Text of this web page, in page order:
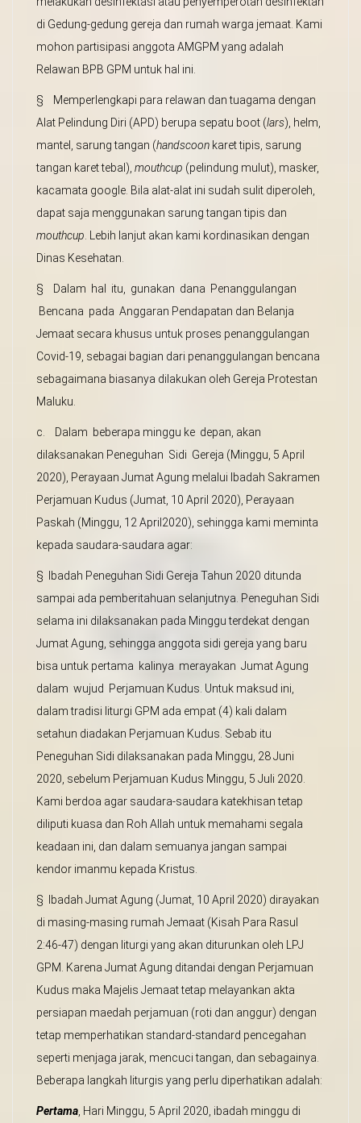
di Gedung-gedung gereja dan rumah warga jemaat. Kami
mohon partisipasi anggota AMGPM yang adalah
Relawan BPB GPM untuk hal ini.
§ Memperlengkapi para relawan dan tuagama dengan
Alat Pelindung Diri (APD) berupa sepatu boot (lars), helm,
mantel, sarung tangan (handscoon karet tipis, sarung
tangan karet tebal), mouthcup (pelindung mulut), masker,
kacamata google. Bila alat-alat ini sudah sulit diperoleh,
dapat saja menggunakan sarung tangan tipis dan
mouthcup. Lebih lanjut akan kami kordinasikan dengan
Dinas Kesehatan.
§ Dalam hal itu, gunakan dana Penanggulangan
Bencana pada Anggaran Pendapatan dan Belanja
Jemaat secara khusus untuk proses penanggulangan
Covid-19, sebagai bagian dari penanggulangan bencana
sebagaimana biasanya dilakukan oleh Gereja Protestan
Maluku.
c. Dalam beberapa minggu ke depan, akan
dilaksanakan Peneguhan Sidi Gereja (Minggu, 5 April
2020), Perayaan Jumat Agung melalui Ibadah Sakramen
Perjamuan Kudus (Jumat, 10 April 2020), Perayaan
Paskah (Minggu, 12 April2020), sehingga kami meminta
kepada saudara-saudara agar:
§ Ibadah Peneguhan Sidi Gereja Tahun 2020 ditunda
sampai ada pemberitahuan selanjutnya. Peneguhan Sidi
selama ini dilaksanakan pada Minggu terdekat dengan
Jumat Agung, sehingga anggota sidi gereja yang baru
bisa untuk pertama kalinya merayakan Jumat Agung
dalam wujud Perjamuan Kudus. Untuk maksud ini,
dalam tradisi liturgi GPM ada empat (4) kali dalam
setahun diadakan Perjamuan Kudus. Sebab itu
Peneguhan Sidi dilaksanakan pada Minggu, 28 Juni
2020, sebelum Perjamuan Kudus Minggu, 5 Juli 2020.
Kami berdoa agar saudara-saudara katekhisan tetap
diliputi kuasa dan Roh Allah untuk memahami segala
keadaan ini, dan dalam semuanya jangan sampai
kendor imanmu kepada Kristus.
§ Ibadah Jumat Agung (Jumat, 10 April 2020) dirayakan
di masing-masing rumah Jemaat (Kisah Para Rasul
2:46-47) dengan liturgi yang akan diturunkan oleh LPJ
GPM. Karena Jumat Agung ditandai dengan Perjamuan
Kudus maka Majelis Jemaat tetap melayankan akta
persiapan maedah perjamuan (roti dan anggur) dengan
tetap memperhatikan standard-standard pencegahan
seperti menjaga jarak, mencuci tangan, dan sebagainya.
Beberapa langkah liturgis yang perlu diperhatikan adalah:
Pertama, Hari Minggu, 5 April 2020, ibadah minggu di